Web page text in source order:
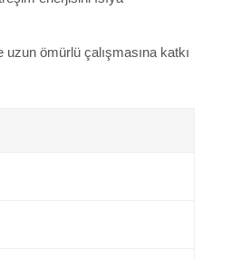
ömürlü çalışmasına katkı